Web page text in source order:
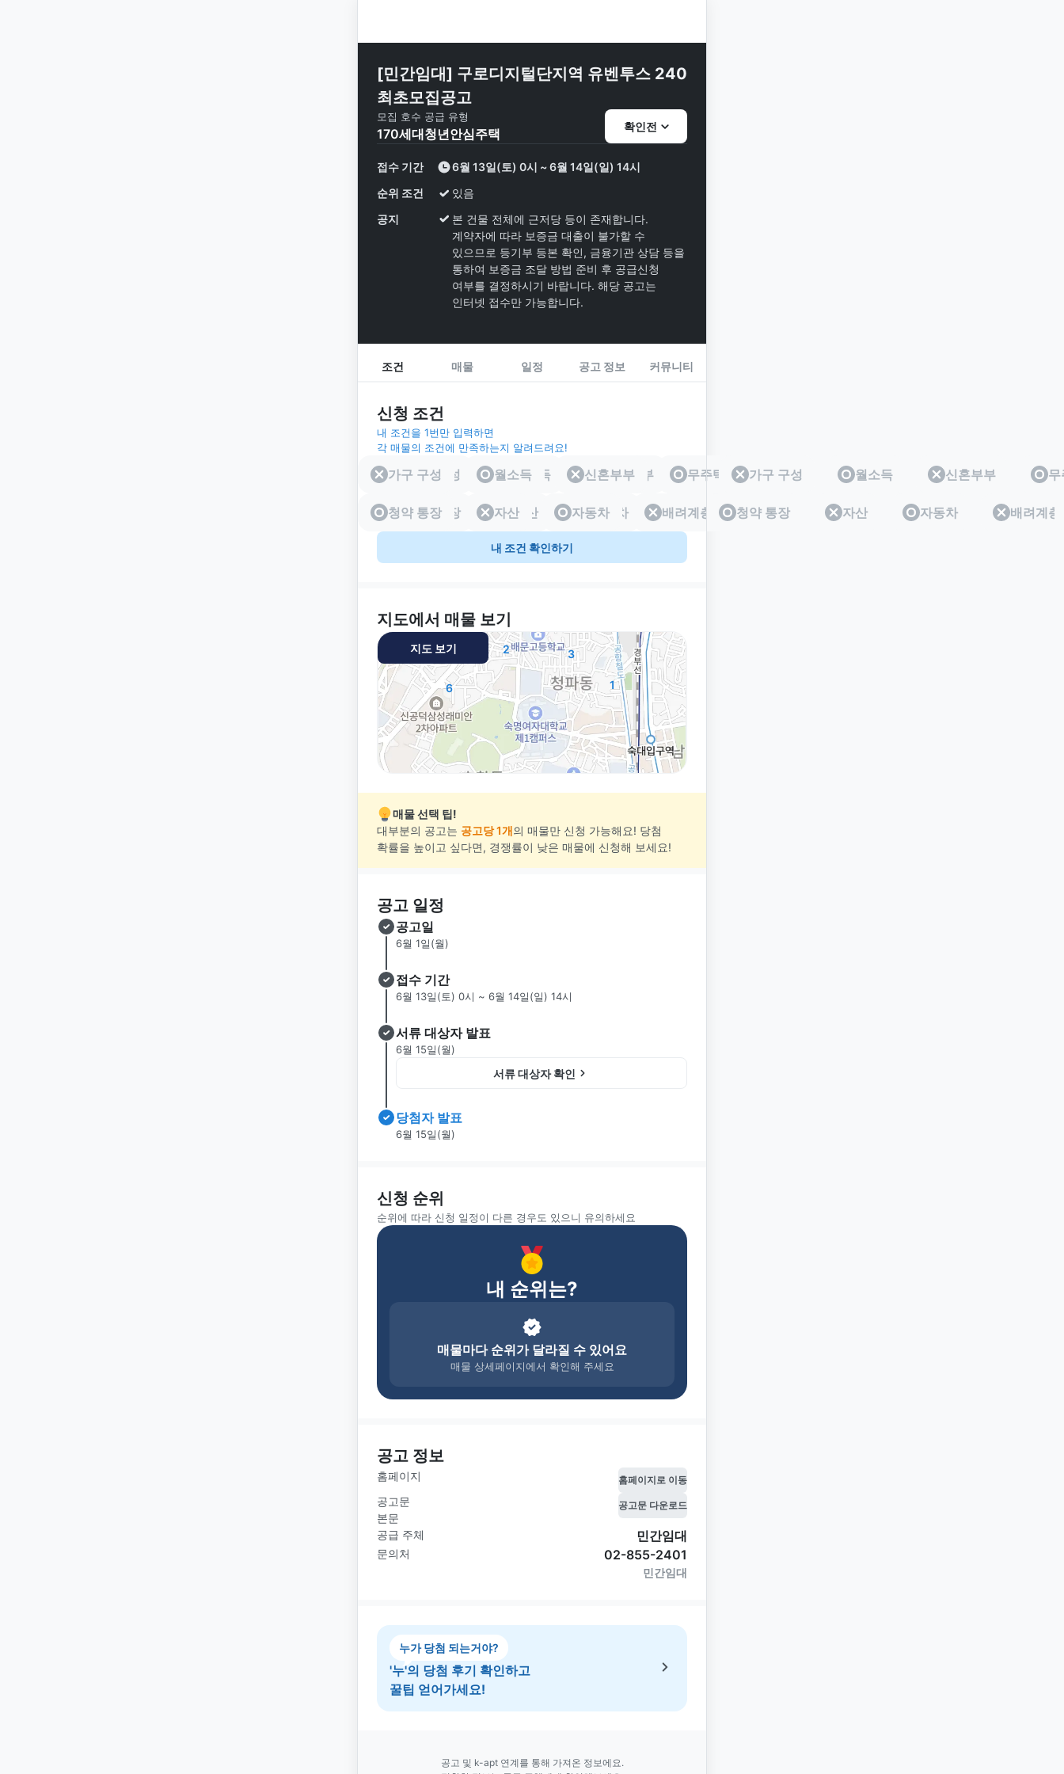
[민간임대] 구로디지털단지역 유벤투스 240
최초모집공고
모집 호수
170세대
공급 유형
청년안심주택 확인전
접수 기간
6월 13일(토) 0시 ~ 6월 14일(일) 14시
순위 조건
있음
공지
본 건물 전체에 근저당 등이 존재합니다.
계약자에 따라 보증금 대출이 불가할 수
있으므로 등기부 등본 확인, 금융기관 상담 등을
통하여 보증금 조달 방법 준비 후 공급신청
여부를 결정하시기 바랍니다. 해당 공고는
인터넷 접수만 가능합니다.
조건 매물 일정 공고 정보 커뮤니티
신청 조건
내 조건을 1번만 입력하면
각 매물의 조건에 만족하는지 알려드려요!
가구 구성 월소득 신혼부부 무주택
가구 구성 월소득 신혼부부 무주택 가구 구성 월소득 신혼부부
청약 통장 자산 자동차 배려계층
청약 통장 자산 자동차 배려계층 청약 통장 자산 자동차 배려계층
내 조건 확인하기
지도에서 매물 보기
6
2 3
1
지도 보기
매물 선택 팁!
대부분의 공고는 공고당 1개의 매물만 신청 가능해요! 당첨
확률을 높이고 싶다면, 경쟁률이 낮은 매물에 신청해 보세요!
공고 일정
공고일
6월 1일(월)
접수 기간
6월 13일(토) 0시 ~ 6월 14일(일) 14시
서류 대상자 발표
6월 15일(월)
서류 대상자 확인
당첨자 발표
6월 15일(월)
신청 순위
순위에 따라 신청 일정이 다른 경우도 있으니 유의하세요
내 순위는?
매물마다 순위가 달라질 수 있어요
매물 상세페이지에서 확인해 주세요
공고 정보
홈페이지 홈페이지로 이동
공고문
본문
공고문 다운로드
공급 주체 민간임대
문의처 02-855-2401
민간임대
누가 당첨 되는거야?
'누'의 당첨 후기 확인하고
꿀팁 얻어가세요!
공고 및 k-apt 연계를 통해 가져온 정보에요.